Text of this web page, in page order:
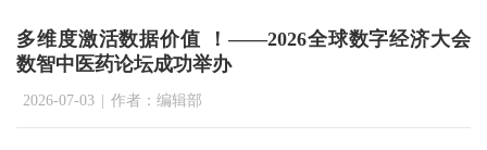
多维度激活数据价值 ！——2026全球数字经济大会
数智中医药论坛成功举办
2026-07-03 | 作者：编辑部